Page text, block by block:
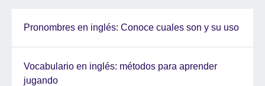
Pronombres en inglés: Conoce cuales son y su uso
Vocabulario en inglés: métodos para aprender
jugando